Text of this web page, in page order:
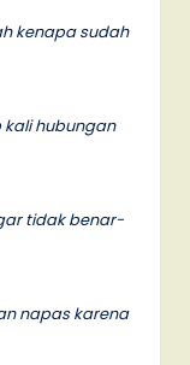
kenapa sudah
hubungan
tidak benar-
napas karena